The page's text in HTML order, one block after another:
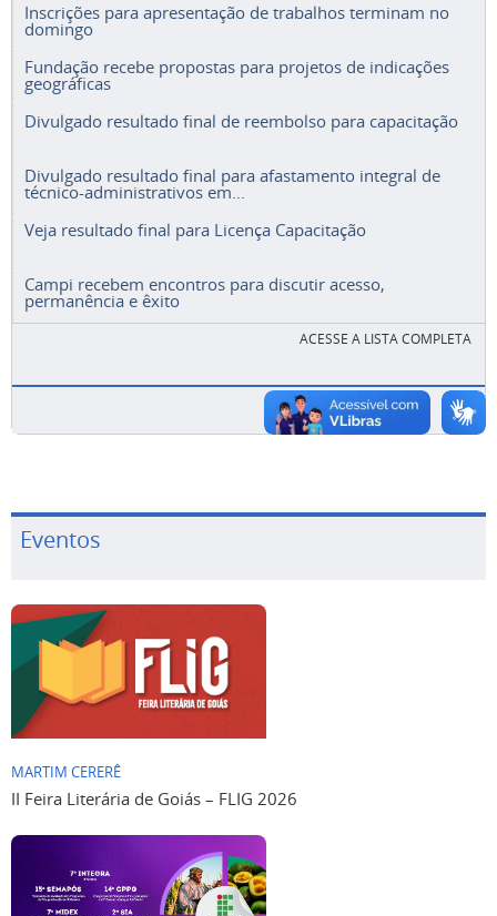
Inscrições para apresentação de trabalhos terminam no
domingo
Fundação recebe propostas para projetos de indicações
geográficas
Divulgado resultado final de reembolso para capacitação
Divulgado resultado final para afastamento integral de
técnico-administrativos em...
Veja resultado final para Licença Capacitação
Campi recebem encontros para discutir acesso,
permanência e êxito
ACESSE A LISTA COMPLETA
Eventos
MARTIM CERERÊ
II Feira Literária de Goiás – FLIG 2026